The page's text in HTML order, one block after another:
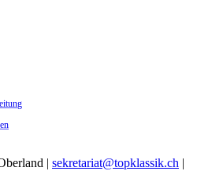
| sekretariat@topklassik.ch |